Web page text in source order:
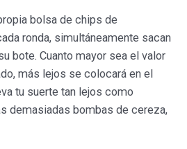
bolsa de chips de
ronda, simultáneamente sacan
bote. Cuanto mayor sea el valor
más lejos se colocará en el
tu suerte tan lejos como
demasiadas bombas de cereza,